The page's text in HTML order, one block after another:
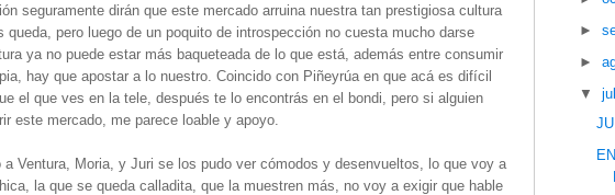
seguramente dirán que este mercado arruina nuestra tan prestigiosa cultura
queda, pero luego de un poquito de introspección no cuesta mucho darse
ya no puede estar más baqueteada de lo que está, además entre consumir
hay que apostar a lo nuestro. Coincido con Piñeyrúa en que acá es difícil
el que ves en la tele, después te lo encontrás en el bondi, pero si alguien
este mercado, me parece loable y apoyo.
a Ventura, Moria, y Juri se los pudo ver cómodos y desenvueltos, lo que voy a
la que se queda calladita, que la muestren más, no voy a exigir que hable
►
►
▼